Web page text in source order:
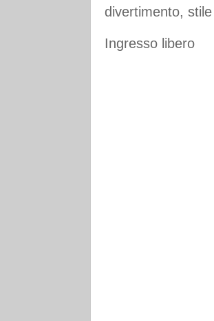
divertimento,
Ingresso libero